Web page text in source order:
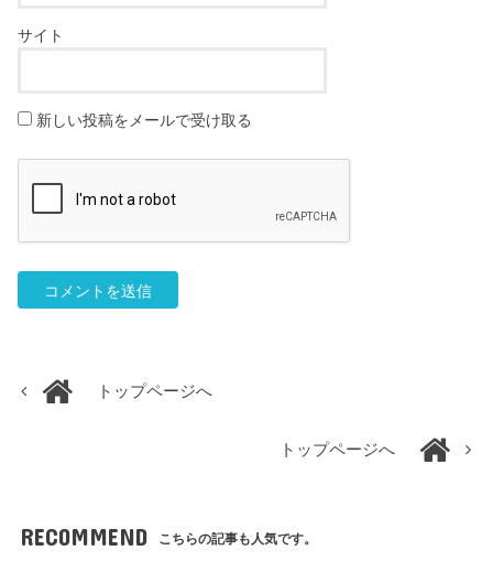
サイト
新しい投稿をメールで受け取る
トップページへ
トップページへ
RECOMMEND こちらの記事も人気です。